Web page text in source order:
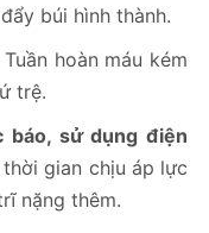
búi hình thành.
Tuần hoàn máu kém
trệ.
báo, sử dụng điện
thời gian chịu áp lực
nặng thêm.